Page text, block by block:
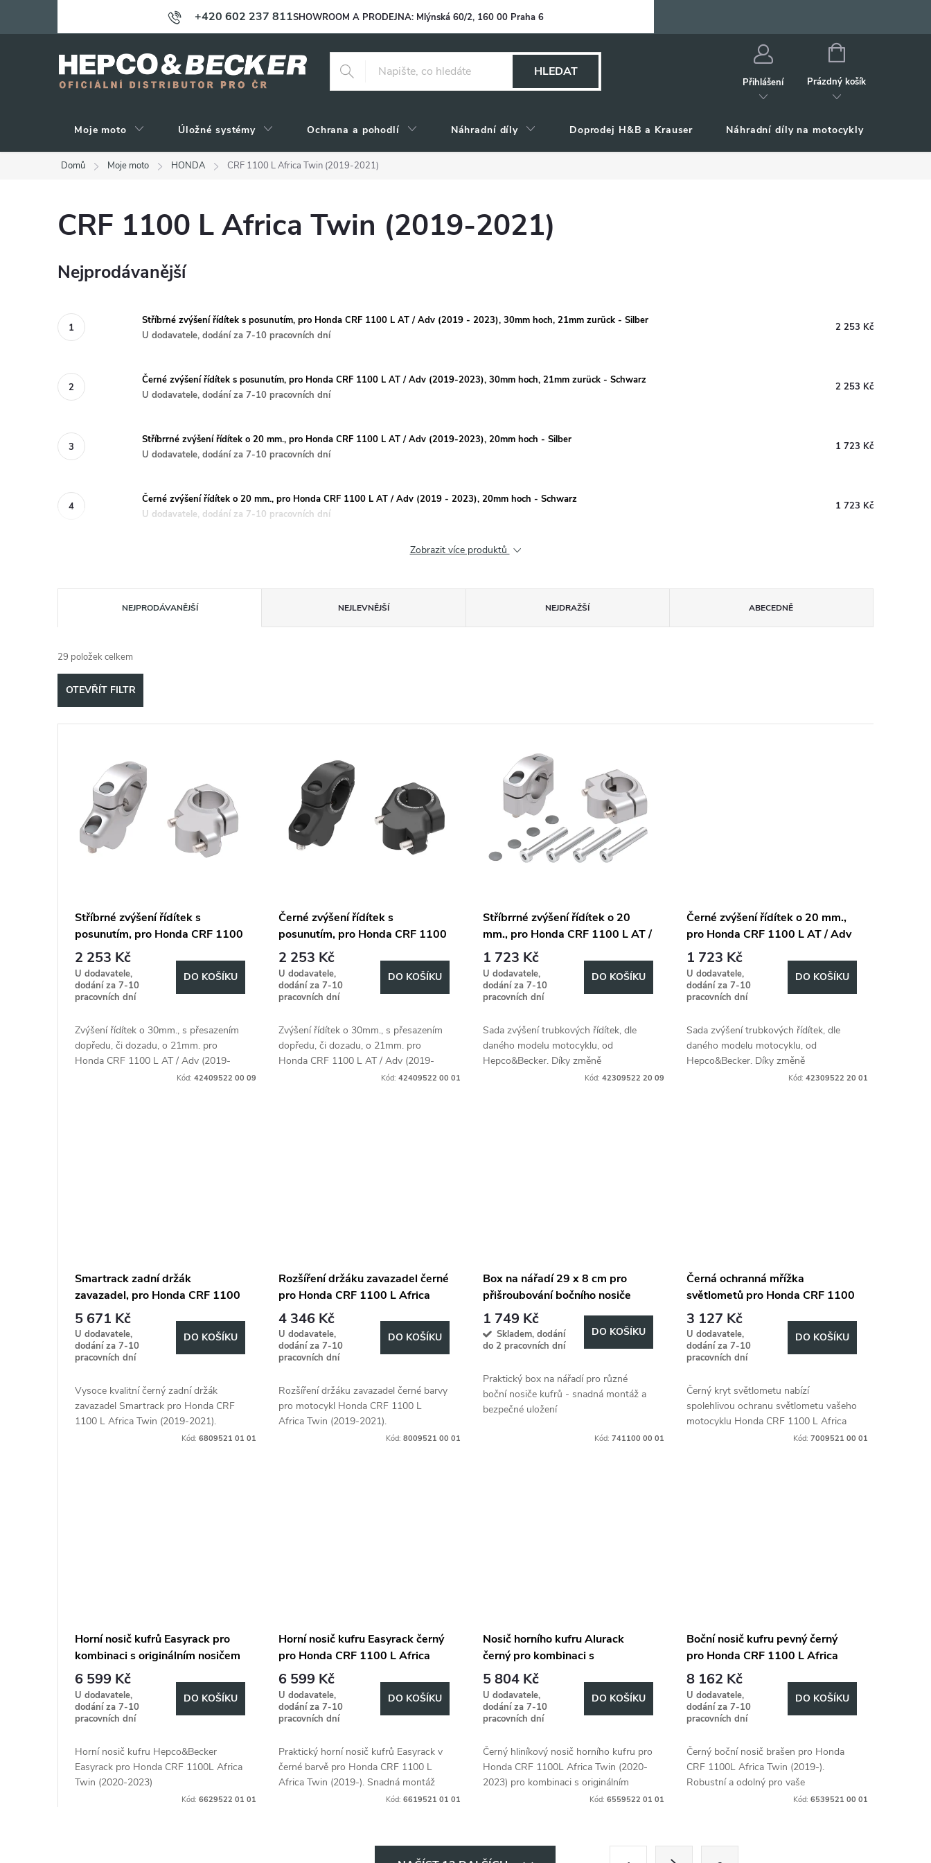
+420 602 237 811SHOWROOM A PRODEJNA: Mlýnská 60/2, 160 00 Praha 6
HLEDAT
Přihlášení
NÁKUPNÍ
Prázdný košík
Moje moto Úložné systémy Ochrana a pohodlí Náhradní díly Doprodej H&B a Krauser Náhradní díly na motocykly
Domů Moje moto HONDA CRF 1100 L Africa Twin (2019-2021)
CRF 1100 L Africa Twin (2019-2021)
Nejprodávanější
Stříbrné zvýšení řídítek s posunutím, pro Honda CRF 1100 L AT / Adv (2019 - 2023), 30mm hoch, 21mm zurück - Silber
U dodavatele, dodání za 7-10 pracovních dní
2 253 Kč
Černé zvýšení řídítek s posunutím, pro Honda CRF 1100 L AT / Adv (2019-2023), 30mm hoch, 21mm zurück - Schwarz
U dodavatele, dodání za 7-10 pracovních dní
2 253 Kč
Stříbrrné zvýšení řídítek o 20 mm., pro Honda CRF 1100 L AT / Adv (2019-2023), 20mm hoch - Silber
U dodavatele, dodání za 7-10 pracovních dní
1 723 Kč
Černé zvýšení řídítek o 20 mm., pro Honda CRF 1100 L AT / Adv (2019 - 2023), 20mm hoch - Schwarz
U dodavatele, dodání za 7-10 pracovních dní
1 723 Kč
Zobrazit více produktů
a
z
e
NEJPRODÁVANĚJŠÍ NEJLEVNĚJŠÍ NEJDRAŽŠÍ ABECEDNĚ
29 položek celkem
OTEVŘÍT FILTR
Stříbrné zvýšení řídítek s
posunutím, pro Honda CRF 1100
L AT / Adv (2019 - 2023), 30mm
hoch, 21mm zurück - Silber
2 253 Kč
U dodavatele,
dodání za 7-10
pracovních dní
DO KOŠÍKU
Zvýšení řídítek o 30mm., s přesazením
dopředu, či dozadu, o 21mm. pro
Honda CRF 1100 L AT / Adv (2019-
Kód:42409522 00 09
Černé zvýšení řídítek s
posunutím, pro Honda CRF 1100
L AT / Adv (2019-2023), 30mm
hoch, 21mm zurück - Schwarz
2 253 Kč
U dodavatele,
dodání za 7-10
pracovních dní
DO KOŠÍKU
Zvýšení řídítek o 30mm., s přesazením
dopředu, či dozadu, o 21mm. pro
Honda CRF 1100 L AT / Adv (2019-
Kód: 42409522 00 01
Stříbrrné zvýšení řídítek o 20
mm., pro Honda CRF 1100 L AT /
Adv (2019-2023), 20mm hoch -
Silber
1 723 Kč
U dodavatele,
dodání za 7-10
pracovních dní
DO KOŠÍKU
Sada zvýšení trubkových řídítek, dle
daného modelu motocyklu, od
Hepco&Becker. Díky změně
ergonometrie, zvyšuje jízdní komfort,
Kód: 42309522 20 09
Černé zvýšení řídítek o 20 mm.,
pro Honda CRF 1100 L AT / Adv
(2019 - 2023), 20mm hoch -
Schwarz
1 723 Kč
U dodavatele,
dodání za 7-10
pracovních dní
DO KOŠÍKU
Sada zvýšení trubkových řídítek, dle
daného modelu motocyklu, od
Hepco&Becker. Díky změně
ergonometrie, zvyšuje jízdní komfort,
Kód: 42309522 20 01
Smartrack zadní držák
zavazadel, pro Honda CRF 1100
L Africa Twin (2019-2021)
5 671 Kč
U dodavatele,
dodání za 7-10
pracovních dní
DO KOŠÍKU
Vysoce kvalitní černý zadní držák
zavazadel Smartrack pro Honda CRF
1100 L Africa Twin (2019-2021).
Idealní řešení pro přivázání batohů, či
Kód:6809521 01 01
Rozšíření držáku zavazadel černé
pro Honda CRF 1100 L Africa
Twin (2019-2021)
4 346 Kč
U dodavatele,
dodání za 7-10
pracovních dní
DO KOŠÍKU
Rozšíření držáku zavazadel černé barvy
pro motocykl Honda CRF 1100 L
Africa Twin (2019-2021).
Kód: 8009521 00 01
Box na nářadí 29 x 8 cm pro
přišroubování bočního nosiče
kufru, univerzální sada Lock-it a
Cutout
1 749 Kč
Skladem, dodání
do 2 pracovních dní
DO KOŠÍKU
Praktický box na nářadí pro různé
boční nosiče kufrů - snadná montáž a
bezpečné uložení
Kód: 741100 00 01
Černá ochranná mřížka
světlometů pro Honda CRF 1100
L Africa Twin (2019-2023)
3 127 Kč
U dodavatele,
dodání za 7-10
pracovních dní
DO KOŠÍKU
Černý kryt světlometu nabízí
spolehlivou ochranu světlometu vašeho
motocyklu Honda CRF 1100 L Africa
Kód: 7009521 00 01
Horní nosič kufrů Easyrack pro
kombinaci s originálním nosičem
zavazadel černý pro Honda CRF
1100L Africa Twin (2019-2023)
/ Adventure Sports (2020-2023)
6 599 Kč
U dodavatele,
dodání za 7-10
pracovních dní
DO KOŠÍKU
Horní nosič kufru Hepco&Becker
Easyrack pro Honda CRF 1100L Africa
Twin (2020-2023)
Kód:6629522 01 01
Horní nosič kufru Easyrack černý
pro Honda CRF 1100 L Africa
Twin (2019-2021)
6 599 Kč
U dodavatele,
dodání za 7-10
pracovních dní
DO KOŠÍKU
Praktický horní nosič kufrů Easyrack v
černé barvě pro Honda CRF 1100 L
Africa Twin (2019-). Snadná montáž
pro pohodlnou přepravu zavazadel.
Kód: 6619521 01 01
Nosič horního kufru Alurack
černý pro kombinaci s
originálním nosičem zavazadel
pro Honda CRF 1100L Africa
Twin (2019-2023) / Adventure
Sports (2020-2023)
5 804 Kč
U dodavatele,
dodání za 7-10
pracovních dní
DO KOŠÍKU
Černý hliníkový nosič horního kufru pro
Honda CRF 1100L Africa Twin (2020-
2023) pro kombinaci s originálním
Kód: 6559522 01 01
Boční nosič kufru pevný černý
pro Honda CRF 1100 L Africa
Twin (2019-2021)
8 162 Kč
U dodavatele,
dodání za 7-10
pracovních dní
DO KOŠÍKU
Černý boční nosič brašen pro Honda
CRF 1100L Africa Twin (2019-).
Robustní a odolný pro vaše
Kód: 6539521 00 01